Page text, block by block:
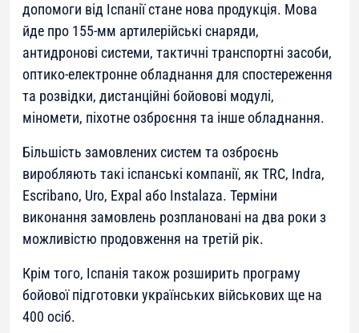
допомоги від Іспанії стане нова продукція. Мова
йде про 155-мм артилерійські снаряди,
антидронові системи, тактичні транспортні засоби,
оптико-електронне обладнання для спостереження
та розвідки, дистанційні бойовові модулі,
міномети, піхотне озброєння та інше обладнання.
Більшість замовлених систем та озброєнь
виробляють такі іспанські компанії, як TRC, Indra,
Escribano, Uro, Expal або Instalaza. Терміни
виконання замовлень розплановані на два роки з
можливістю продовження на третій рік.
Крім того, Іспанія також розширить програму
бойової підготовки українських військових ще на
400 осіб.